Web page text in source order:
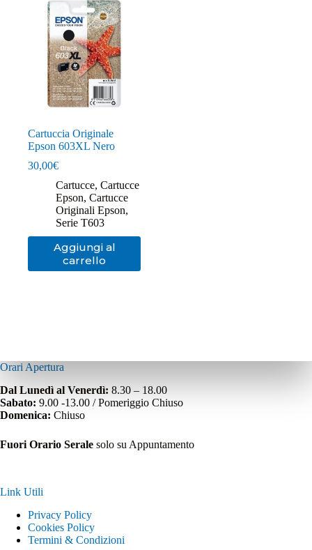
Cartuccia Originale
Epson 603XL Nero
30,00€
Cartucce, Cartucce
Epson, Cartucce
Originali Epson,
Serie T603
Aggiungi al
carrello
Orari Apertura
Dal Lunedì al Venerdì: 8.30 – 18.00
Sabato: 9.00 -13.00 / Pomeriggio Chiuso
Domenica: Chiuso
Fuori Orario Serale solo su Appuntamento
Link Utili
Privacy Policy
Cookies Policy
Termini & Condizioni